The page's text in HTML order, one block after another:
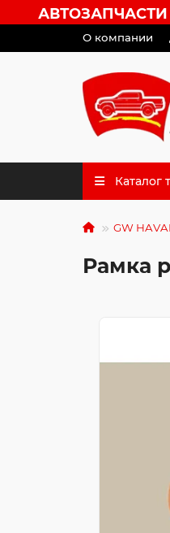
АВТОЗАПЧАСТИ
О компании
Каталог
GW HAVAL
Рамка